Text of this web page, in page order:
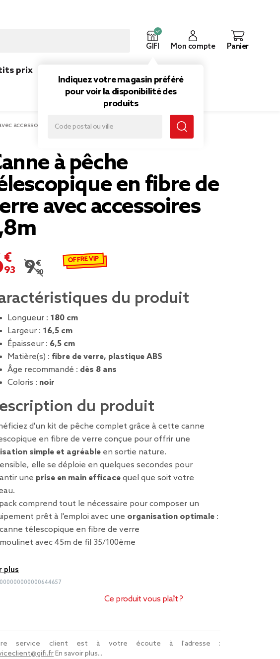
GIFI
Indiquez votre magasin préféré
pour voir la disponibilité des
produits
Mon compte Panier
prix
accessoires 1,8m
à pêche
en fibre de
avec accessoires
€
Prix remisé de 9,90 € à 6,93 €
9,90 €
OFFRE VIP
du produit
Longueur : 180 cm
Largeur : 16,5 cm
Épaisseur : 6,5 cm
Matière(s) : fibre de verre, plastique ABS
Âge recommandé : dès 8 ans
Coloris : noir
du produit
d'un kit de pêche complet grâce à cette canne
en fibre de verre conçue pour offrir une
simple et agréable en sortie nature.
elle se déploie en quelques secondes pour
une prise en main efficace quel que soit votre
comprend tout le nécessaire pour composer un
prêt à l'emploi avec une organisation optimale :
canne télescopique en fibre de verre
moulinet avec 45m de fil 35/100ème
plus
000000000000644657
Ce produit vous plaît ?
service client est à votre écoute à l'adresse :
En savoir plus...